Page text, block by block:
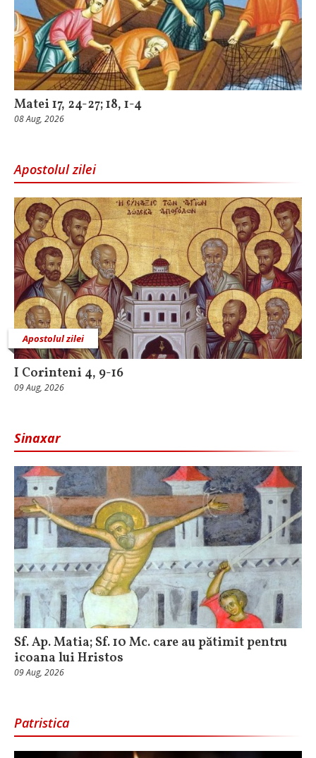
Matei 17, 24-27; 18, 1-4
08 Aug, 2026
Apostolul zilei
Apostolul zilei
I Corinteni 4, 9-16
09 Aug, 2026
Sinaxar
Sf. Ap. Matia; Sf. 10 Mc. care au pătimit pentru
icoana lui Hristos
09 Aug, 2026
Patristica